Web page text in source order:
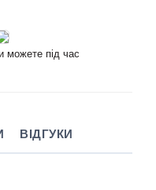
можете під час
ВІДГУКИ